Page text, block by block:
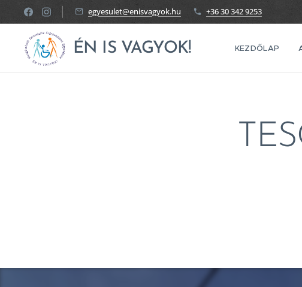
egyesulet@enisvagyok.hu +36 30 342 9253
ÉN IS VAGYOK! KEZDŐLAP